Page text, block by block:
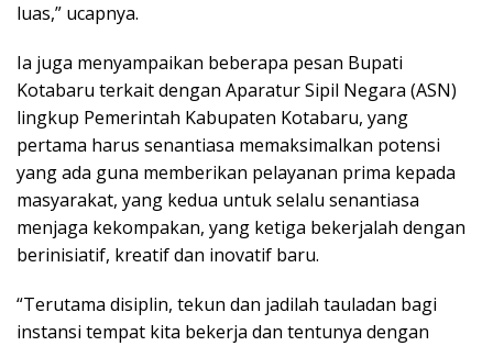
luas,” ucapnya.
Ia juga menyampaikan beberapa pesan Bupati
Kotabaru terkait dengan Aparatur Sipil Negara (ASN)
lingkup Pemerintah Kabupaten Kotabaru, yang
pertama harus senantiasa memaksimalkan potensi
yang ada guna memberikan pelayanan prima kepada
masyarakat, yang kedua untuk selalu senantiasa
menjaga kekompakan, yang ketiga bekerjalah dengan
berinisiatif, kreatif dan inovatif baru.
“Terutama disiplin, tekun dan jadilah tauladan bagi
instansi tempat kita bekerja dan tentunya dengan